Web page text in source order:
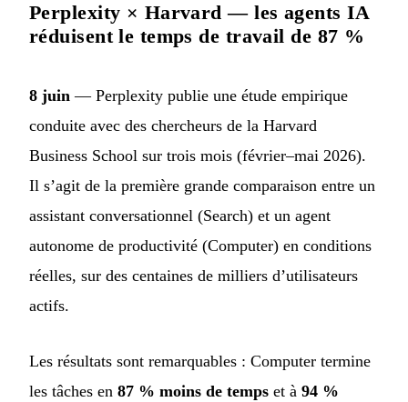
Perplexity × Harvard — les agents IA
réduisent le temps de travail de 87 %
8 juin — Perplexity publie une étude empirique
conduite avec des chercheurs de la Harvard
Business School sur trois mois (février–mai 2026).
Il s’agit de la première grande comparaison entre un
assistant conversationnel (Search) et un agent
autonome de productivité (Computer) en conditions
réelles, sur des centaines de milliers d’utilisateurs
actifs.
Les résultats sont remarquables : Computer termine
les tâches en 87 % moins de temps et à 94 %